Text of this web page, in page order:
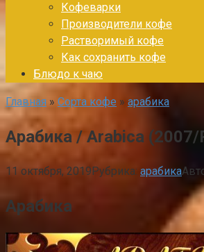
Кофеварки
Производители кофе
Растворимый кофе
Как сохранить кофе
Блюдо к чаю
Главная » Сорта кофе » арабика
Арабика / Arabica (2007/
11 октября, 2019Рубрика: арабика
Арабика